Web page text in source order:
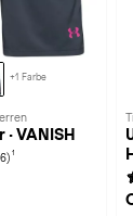
+1 Farbe
VANISH
1